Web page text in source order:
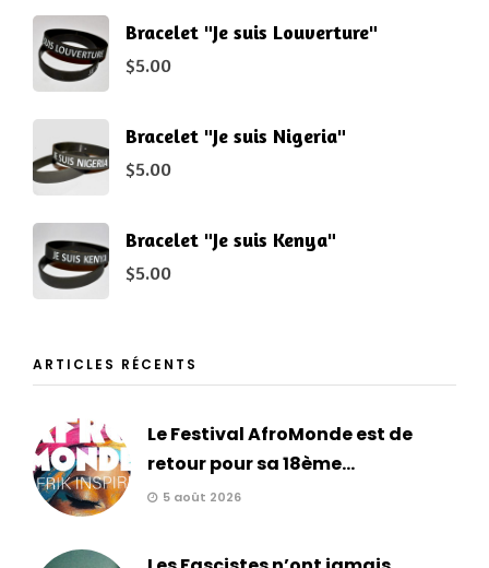
Bracelet "Je suis Louverture"
$5.00
Bracelet "Je suis Nigeria"
$5.00
Bracelet "Je suis Kenya"
$5.00
ARTICLES RÉCENTS
Le Festival AfroMonde est de
retour pour sa 18ème...
5 août 2026